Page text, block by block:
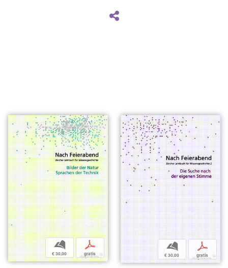
b
€ 30,00
p
gratis
b
€ 30,00
p
gratis